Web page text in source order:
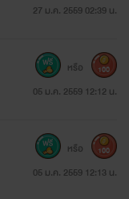
27 ม.ค. 2559 02:39 น.
05 ม.ค. 2559 12:12 น.
หรือ 100
05 ม.ค. 2559 12:13 น.
หรือ 100